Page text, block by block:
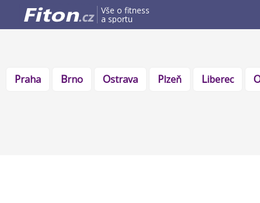
Vše o fitness
a sportu
Praha Brno Ostrava Plzeň Liberec